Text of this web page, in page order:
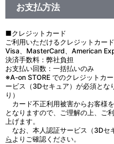
お支払方法
■クレジットカード
ご利用いただけるクレジットカード
Visa、MasterCard、American
決済手数料：弊社負担
お支払い回数：一括払いのみ
※A-on STORE でのクレジットカ
ービス（3Dセキュア）が必須と
り）
カード不正利用被害からお客様
となりますので、ご理解の上、ご
上げます。
なお、本人認証サービス（3Dセ
ら よりご確認ください。